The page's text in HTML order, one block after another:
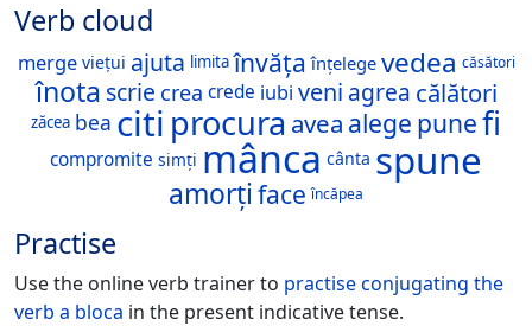
Verb cloud
merge viețui ajuta limita învăța înțelege vedea căsători
înota scrie crea crede iubi veni agrea călători
zăcea bea citi procura avea alege punefi
compromite simți mânca cânta spune
amorțiface încăpea
Practise
Use the online verb trainer to practise conjugating the
verb a bloca in the present indicative tense.